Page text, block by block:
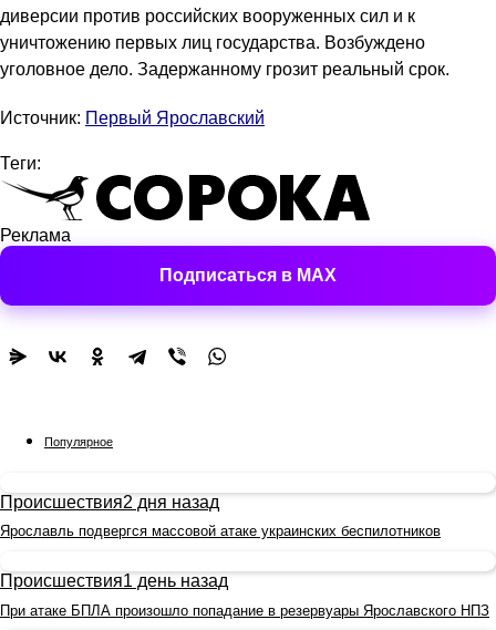
диверсии против российских вооруженных сил и к
уничтожению первых лиц государства. Возбуждено
уголовное дело. Задержанному грозит реальный срок.
Источник: Первый Ярославский
Теги:
Реклама
Подписаться в MAX
Популярное
Происшествия2 дня назад
Ярославль подвергся массовой атаке украинских беспилотников
Происшествия1 день назад
При атаке БПЛА произошло попадание в резервуары Ярославского НПЗ